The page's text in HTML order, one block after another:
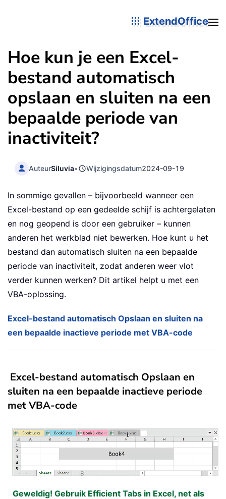
ExtendOffice
Hoe kun je een Excel-
bestand automatisch
opslaan en sluiten na een
bepaalde periode van
inactiviteit?
AuteurSiluvia• Wijzigingsdatum2024-09-19
In sommige gevallen – bijvoorbeeld wanneer een
Excel-bestand op een gedeelde schijf is achtergelaten
en nog geopend is door een gebruiker – kunnen
anderen het werkblad niet bewerken. Hoe kunt u het
bestand dan automatisch sluiten na een bepaalde
periode van inactiviteit, zodat anderen weer vlot
verder kunnen werken? Dit artikel helpt u met een
VBA-oplossing.
Excel-bestand automatisch Opslaan en sluiten na
een bepaalde inactieve periode met VBA-code
Excel-bestand automatisch Opslaan en
sluiten na een bepaalde inactieve periode
met VBA-code
Geweldig! Gebruik Efficient Tabs in Excel, net als